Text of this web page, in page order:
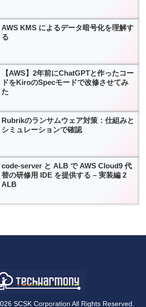
AWS KMS によるデータ暗号化を理解す
る
【AWS】2年前にChatGPTと作ったコー
ドをKiroのSpecモードで改修させてみ
た
Rubrikのランサムウェア対策：仕組みと
シミュレーションで確認
code-server と ALB で AWS Cloud9 代
替の研修用 IDE を提供する – 実装編 2
ALB
SCSK Corporation All Rights Reserved.